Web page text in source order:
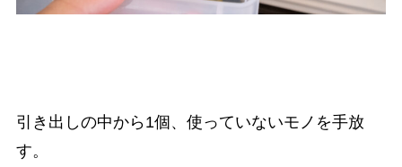
引き出しの中から1個、使っていないモノを手放
す。